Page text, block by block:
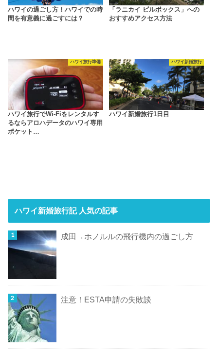
ハワイの過ごし方！ハワイでの時
間を有意義に過ごすには？
「ラニカイ ピルボックス」への
おすすめアクセス方法
ハワイ旅行準備
ハワイ旅行でWi-Fiをレンタルす
るならアロハデータのハワイ専用
ポケット…
ハワイ新婚旅行
ハワイ新婚旅行1日目
ハワイ新婚旅行記 人気の記事
成田→ホノルルの飛行機内の過ごし方
注意！ESTA申請の失敗談